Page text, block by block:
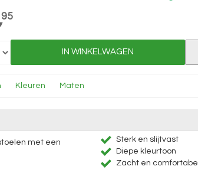
95
IN WINKELWAGEN
Kleuren Maten
met een
Sterk en slijtvast
Diepe kleurtoon
Zacht en comfortabel